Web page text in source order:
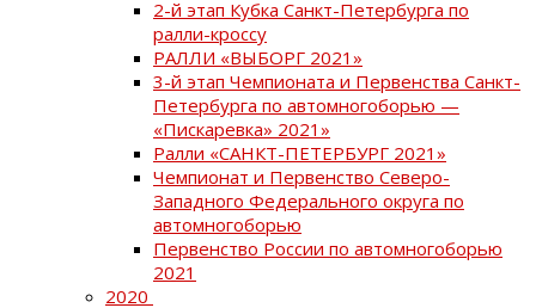
2-й этап Кубка Санкт-Петербурга по
ралли-кроссу
РАЛЛИ «ВЫБОРГ 2021»
3-й этап Чемпионата и Первенства Санкт-
Петербурга по автомногоборью —
«Пискаревка» 2021»
Ралли «САНКТ-ПЕТЕРБУРГ 2021»
Чемпионат и Первенство Северо-
Западного Федерального округа по
автомногоборью
Первенство России по автомногоборью
2021
2020